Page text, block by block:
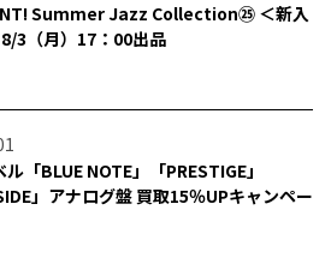
Summer Jazz Collection㉕ ＜新入
3（月）17：00出品
「BLUE NOTE」「PRESTIGE」
」アナログ盤 買取15％UPキャンペー